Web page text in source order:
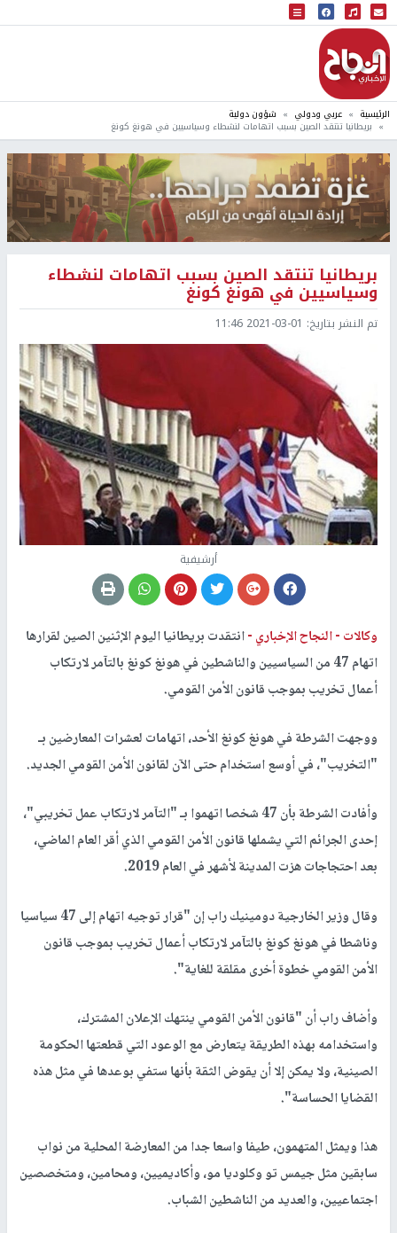
البث المباشر
إذاعة النجاح
الرئيسية عربي ودولي شؤون دولية
بريطانيا تنتقد الصين بسبب اتهامات لنشطاء وسياسيين في هونغ كونغ
بريطانيا تنتقد الصين بسبب اتهامات لنشطاء
وسياسيين في هونغ كونغ
تم النشر بتاريخ: 2021-03-01 11:46
أرشيفية
وكالات -النجاح الإخباري -انتقدت بريطانيا اليوم الإثنين الصين لقرارها
اتهام 47 من السياسيين والناشطين في هونغ كونغ بالتآمر لارتكاب
أعمال تخريب بموجب قانون الأمن القومي.
ووجهت الشرطة في هونغ كونغ الأحد، اتهامات لعشرات المعارضين بـ
"التخريب"، في أوسع استخدام حتى الآن لقانون الأمن القومي الجديد.
وأفادت الشرطة بأن 47 شخصا اتهموا بـ "التآمر لارتكاب عمل تخريبي"،
إحدى الجرائم التي يشملها قانون الأمن القومي الذي أقر العام الماضي،
بعد احتجاجات هزت المدينة لأشهر في العام 2019.
وقال وزير الخارجية دومينيك راب إن "قرار توجيه اتهام إلى 47 سياسيا
وناشطا في هونغ كونغ بالتآمر لارتكاب أعمال تخريب بموجب قانون
الأمن القومي خطوة أخرى مقلقة للغاية".
وأضاف راب أن "قانون الأمن القومي ينتهك الإعلان المشترك،
واستخدامه بهذه الطريقة يتعارض مع الوعود التي قطعتها الحكومة
الصينية، ولا يمكن إلا أن يقوض الثقة بأنها ستفي بوعدها في مثل هذه
القضايا الحساسة".
هذا ويمثل المتهمون، طيفا واسعا جدا من المعارضة المحلية من نواب
سابقين مثل جيمس تو وكلوديا مو، وأكاديميين، ومحامين، ومتخصصين
اجتماعيين، والعديد من الناشطين الشباب.